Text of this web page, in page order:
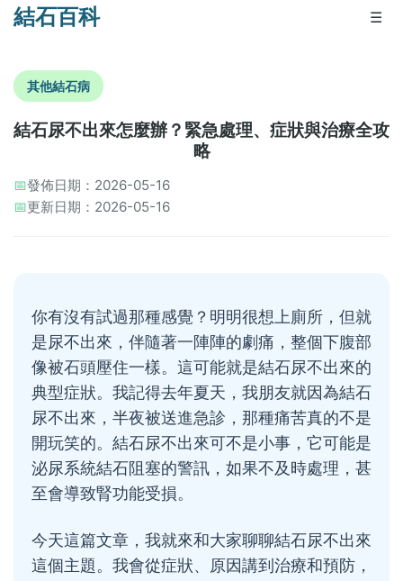
結石百科 ☰
其他結石病
結石尿不出來怎麼辦？緊急處理、症狀與治療全攻
略
📅發佈日期：2026-05-16
📅更新日期：2026-05-16
你有沒有試過那種感覺？明明很想上廁所，但就
是尿不出來，伴隨著一陣陣的劇痛，整個下腹部
像被石頭壓住一樣。這可能就是結石尿不出來的
典型症狀。我記得去年夏天，我朋友就因為結石
尿不出來，半夜被送進急診，那種痛苦真的不是
開玩笑的。結石尿不出來可不是小事，它可能是
泌尿系統結石阻塞的警訊，如果不及時處理，甚
至會導致腎功能受損。
今天這篇文章，我就來和大家聊聊結石尿不出來
這個主題。我會從症狀、原因講到治療和預防，